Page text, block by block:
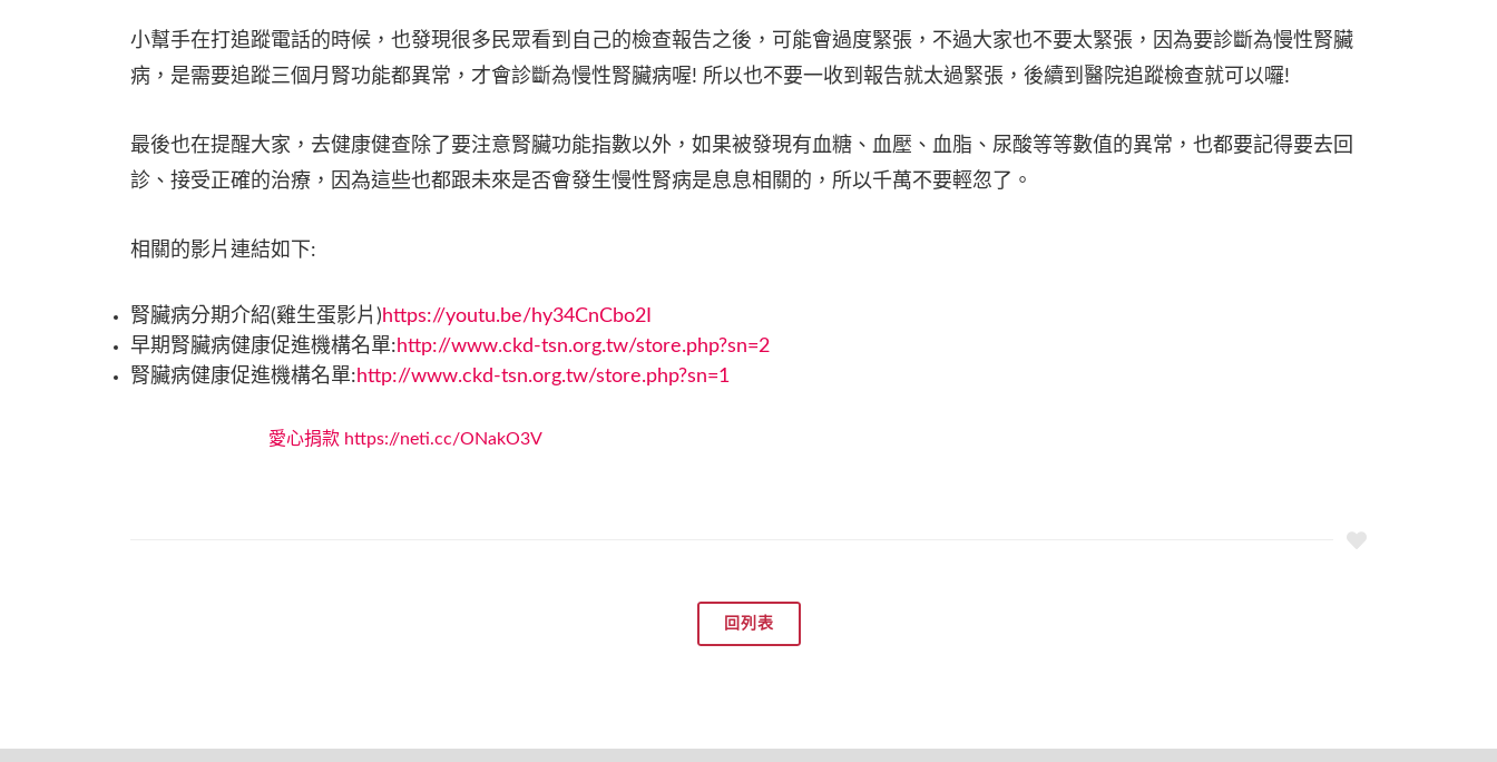
小幫手在打追蹤電話的時候，也發現很多民眾看到自己的檢查報告之後，可能會過度緊張，不過大家也不要太緊張，因為要診斷為慢性腎臟
病，是需要追蹤三個月腎功能都異常，才會診斷為慢性腎臟病喔! 所以也不要一收到報告就太過緊張，後續到醫院追蹤檢查就可以囉!
最後也在提醒大家，去健康健查除了要注意腎臟功能指數以外，如果被發現有血糖、血壓、血脂、尿酸等等數值的異常，也都要記得要去回
診、接受正確的治療，因為這些也都跟未來是否會發生慢性腎病是息息相關的，所以千萬不要輕忽了。
相關的影片連結如下:
腎臟病分期介紹(雞生蛋影片) https://youtu.be/hy34CnCbo2I
早期腎臟病健康促進機構名單: http://www.ckd-tsn.org.tw/store.php?sn=2
腎臟病健康促進機構名單: http://www.ckd-tsn.org.tw/store.php?sn=1
愛心捐款 https://neti.cc/ONakO3V
回列表